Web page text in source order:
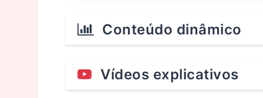
Conteúdo dinâmico
Vídeos explicativos